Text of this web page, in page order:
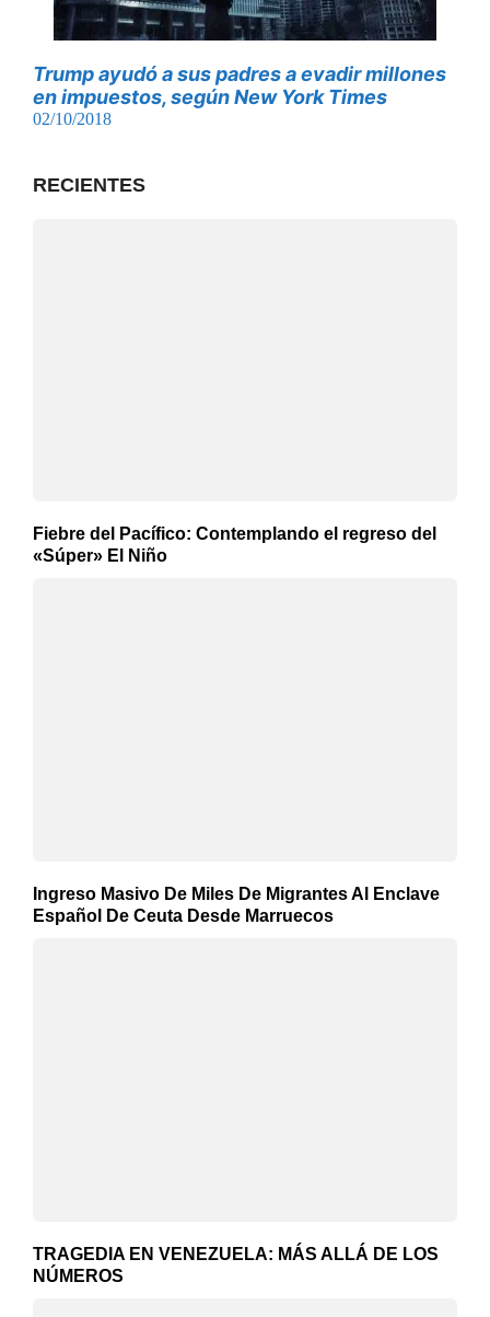
Trump ayudó a sus padres a evadir millones
en impuestos, según New York Times
02/10/2018
RECIENTES
Fiebre del Pacífico: Contemplando el regreso del
«Súper» El Niño
Ingreso Masivo De Miles De Migrantes Al Enclave
Español De Ceuta Desde Marruecos
TRAGEDIA EN VENEZUELA: MÁS ALLÁ DE LOS
NÚMEROS